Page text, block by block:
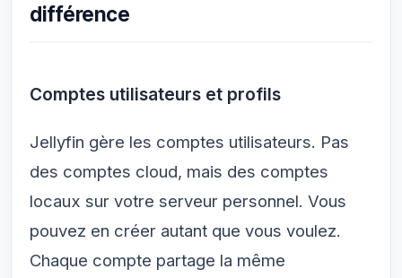
différence
Comptes utilisateurs et profils
Jellyfin gère les comptes utilisateurs. Pas
des comptes cloud, mais des comptes
locaux sur votre serveur personnel. Vous
pouvez en créer autant que vous voulez.
Chaque compte partage la même